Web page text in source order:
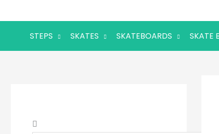
STEPS SKATES SKATEBOARDS SKATE
Z